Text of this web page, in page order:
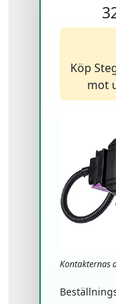
Köp
mot
Kontakternas